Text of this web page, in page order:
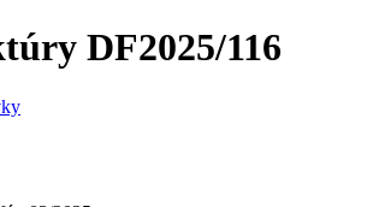
DF2025/116